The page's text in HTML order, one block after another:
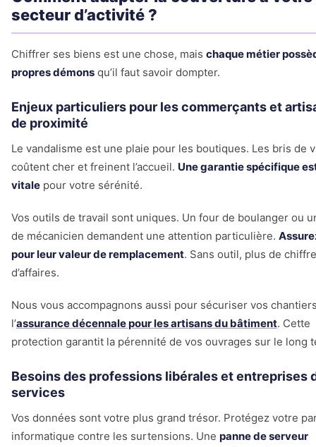
secteur d’activité ?
Chiffrer ses biens est une chose, mais chaque métier
propres démons qu’il faut savoir dompter.
Enjeux particuliers pour les commerçants et
de proximité
Le vandalisme est une plaie pour les boutiques. Les bris de
coûtent cher et freinent l’accueil. Une garantie spécifique
vitale pour votre sérénité.
Vos outils de travail sont uniques. Un four de boulanger ou
de mécanicien demandent une attention particulière.
pour leur valeur de remplacement. Sans outil, plus de chiffre
d’affaires.
Nous vous accompagnons aussi pour sécuriser vos
l’assurance décennale pour les artisans du bâtiment. Cette
protection garantit la pérennité de vos ouvrages sur le long
Besoins des professions libérales et entreprises
services
Vos données sont votre plus grand trésor. Protégez votre
informatique contre les surtensions. Une panne de serveur